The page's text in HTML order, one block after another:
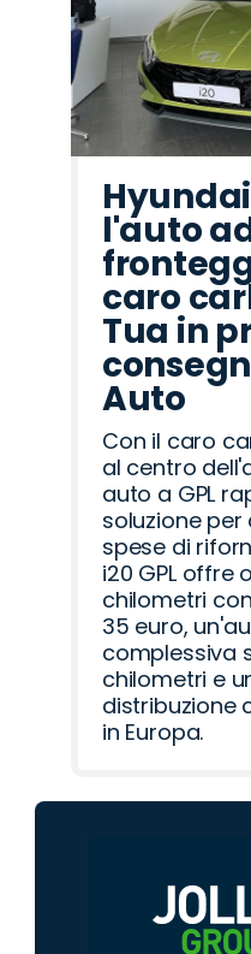
Hyundai
l'auto
caro
Tua in
Auto
Con il caro
al centro
auto a GPL
soluzione
spese di
i20 GPL offre
chilometri
35 euro,
complessiva
chilometri e
distribuzione
in Europa.